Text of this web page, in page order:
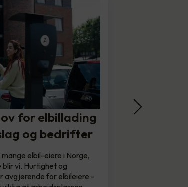
for elbillading
og bedrifter
elbil-eiere i Norge,
blir vi. Hurtighet og
avgjørende for elbileiere -